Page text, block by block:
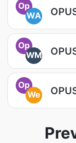
Op
WA
Op
WM
Op
We